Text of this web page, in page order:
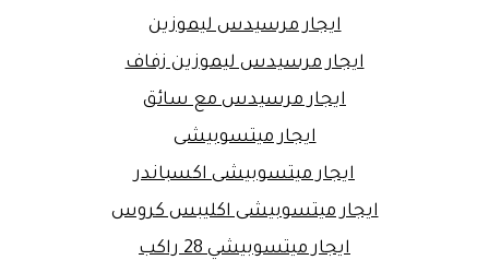
ايجار مرسيدس ليموزين
ايجار مرسيدس ليموزين زفاف
ايجار مرسيدس مع سائق
ايجار ميتسوبيشى
ايجار ميتسوبيشى اكسباندر
ايجار ميتسوبيشى اكليبس كروس
ايجار ميتسوبيشي 28 راكب